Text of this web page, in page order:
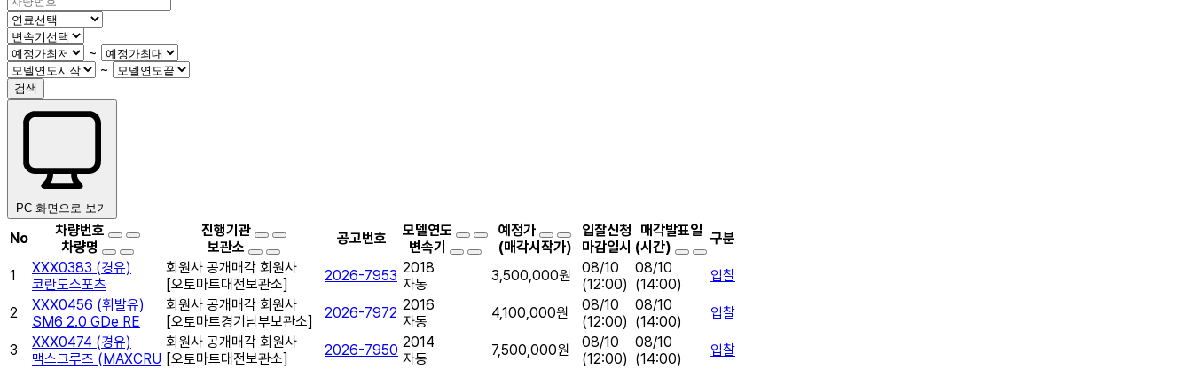
~
~
검색
PC 화면으로 보기
No
차량번호
차량명
진행기관
보관소
공고번호
모델연도
변속기
예정가
(매각시작가)
입찰신청
마감일시
매각발표일
(시간)
구분
1
XXX0383 (경유)
코란도스포츠
회원사 공개매각 회원사
[오토마트대전보관소]
2026-7953 2018
자동
3,500,000원
08/10
(12:00)
08/10
(14:00)
입찰
2
XXX0456 (휘발유)
SM6 2.0 GDe RE
회원사 공개매각 회원사
[오토마트경기남부보관소]
2026-7972 2016
자동
4,100,000원
08/10
(12:00)
08/10
(14:00)
입찰
3
XXX0474 (경유)
맥스크루즈 (MAXCRU
회원사 공개매각 회원사
[오토마트대전보관소]
2026-7950 2014
자동
7,500,000원
08/10
(12:00)
08/10
(14:00)
입찰